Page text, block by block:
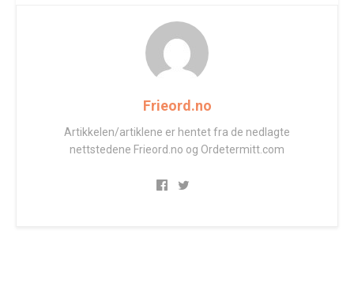
Frieord.no
Artikkelen/artiklene er hentet fra de nedlagte
nettstedene Frieord.no og Ordetermitt.com